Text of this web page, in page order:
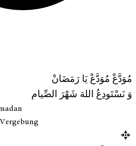
مُوَدَّعْ مُوَدَّعْ يَا رَمَضَانْ
وَ نَسْتَودِعُ اللهَ شَهْرَ الصِّيام